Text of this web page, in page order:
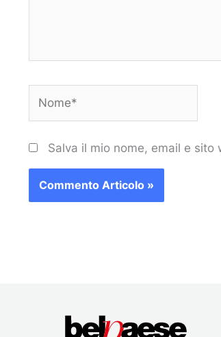
Salva il mio nome, email e